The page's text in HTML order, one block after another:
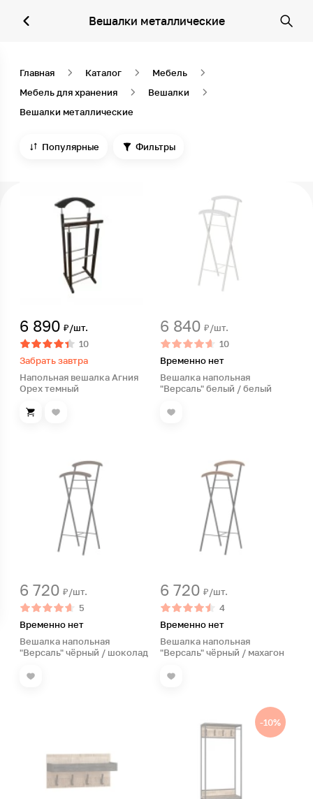
Вешалки металлические
Главная Каталог
Мебель
Мебель для хранения
Вешалки
Вешалки металлические
Популярные Фильтры
6 890 ₽/шт.
10
Забрать завтра
Напольная вешалка Агния
Орех темный
6 840 ₽/шт.
10
Временно нет
Вешалка напольная
"Версаль" белый / белый
6 720 ₽/шт.
5
Временно нет
Вешалка напольная
"Версаль" чёрный / шоколад
6 720 ₽/шт.
4
Временно нет
Вешалка напольная
"Версаль" чёрный / махагон
-10%